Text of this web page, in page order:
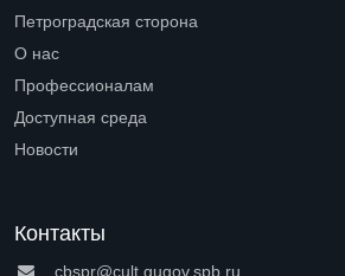
Петроградская сторона
О нас
Профессионалам
Доступная среда
Новости
Контакты
cbspr@cult.gugov.spb.ru